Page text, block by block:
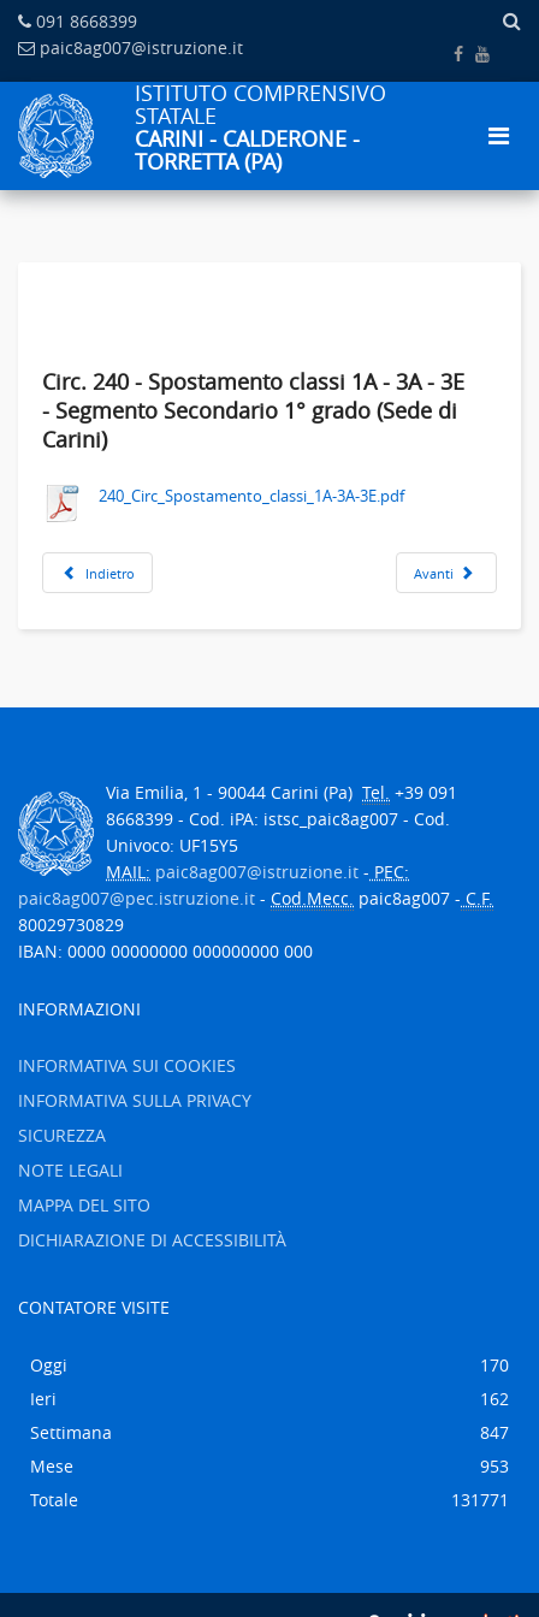
091 8668399
paic8ag007@istruzione.it
ISTITUTO COMPRENSIVO
STATALE
CARINI - CALDERONE -
TORRETTA (PA)
Circ. 240 - Spostamento classi 1A - 3A - 3E
- Segmento Secondario 1° grado (Sede di
Carini)
240_Circ_Spostamento_classi_1A-3A-3E.pdf
Indietro Avanti
Via Emilia, 1 - 90044 Carini (Pa) Tel. +39 091
8668399 - Cod. iPA: istsc_paic8ag007 - Cod.
Univoco: UF15Y5
MAIL: paic8ag007@istruzione.it - PEC:
paic8ag007@pec.istruzione.it - Cod.Mecc. paic8ag007 - C.F.
80029730829
IBAN: 0000 00000000 000000000 000
INFORMAZIONI
INFORMATIVA SUI COOKIES
INFORMATIVA SULLA PRIVACY
SICUREZZA
NOTE LEGALI
MAPPA DEL SITO
DICHIARAZIONE DI ACCESSIBILITÀ
CONTATORE VISITE
Oggi
170
Ieri
162
Settimana
847
Mese
953
Totale
131771